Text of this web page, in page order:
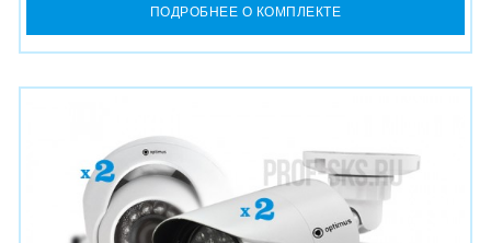
ПОДРОБНЕЕ О КОМПЛЕКТЕ